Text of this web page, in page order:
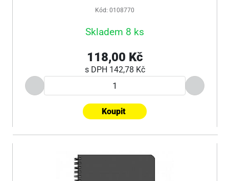
Kód: 0108770
Skladem 8 ks
118,00 Kč
s DPH 142,78 Kč
Koupit